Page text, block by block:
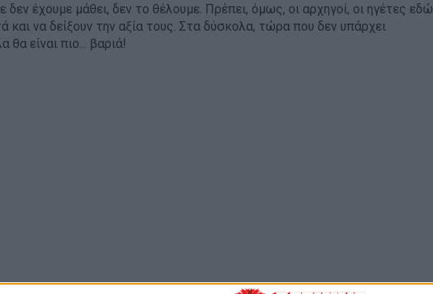
έχουμε μάθει, δεν το θέλουμε. Πρέπει, όμως, οι αρχηγοί, οι ηγέτες εδώ
και να δείξουν την αξία τους. Στα δύσκολα, τώρα που δεν υπάρχει
είναι πιο... βαριά!